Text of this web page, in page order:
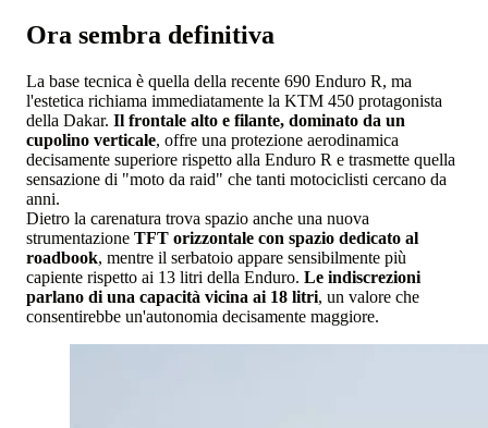
Ora sembra definitiva
La base tecnica è quella della recente 690 Enduro R, ma
l'estetica richiama immediatamente la KTM 450 protagonista
della Dakar. Il frontale alto e filante, dominato da un
cupolino verticale, offre una protezione aerodinamica
decisamente superiore rispetto alla Enduro R e trasmette quella
sensazione di "moto da raid" che tanti motociclisti cercano da
anni.
Dietro la carenatura trova spazio anche una nuova
strumentazione TFT orizzontale con spazio dedicato al
roadbook, mentre il serbatoio appare sensibilmente più
capiente rispetto ai 13 litri della Enduro. Le indiscrezioni
parlano di una capacità vicina ai 18 litri, un valore che
consentirebbe un'autonomia decisamente maggiore.